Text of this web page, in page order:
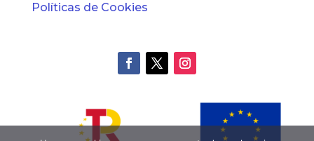
Políticas de Cookies